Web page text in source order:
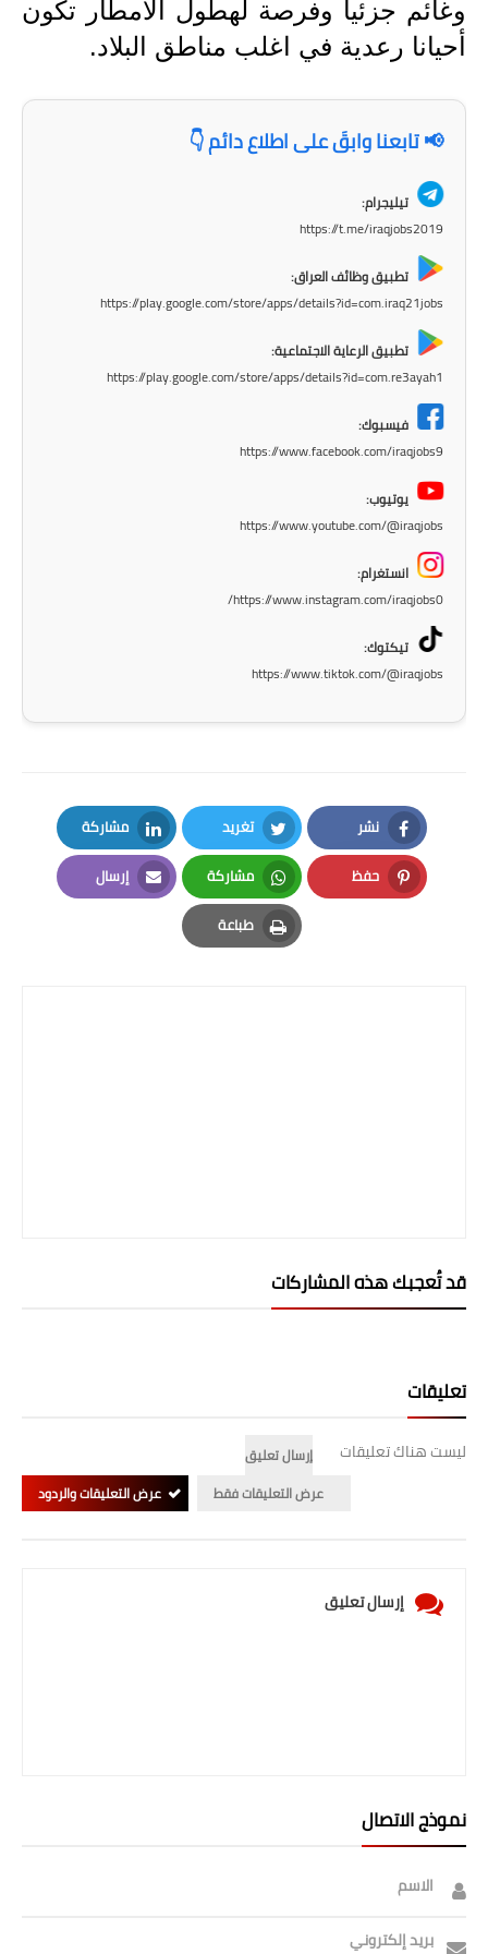
المرحلة الابتدائية
المرحلة الاعدادية
استمارة القبول المركزي
العامة
وغائم جزئيا وفرصة لهطول الأمطار تكون
أحيانا رعدية في اغلب مناطق البلاد.
📢 تابعنا وابقَ على اطلاع دائم 👇
تيليجرام:
https://t.me/iraqjobs2019
تطبيق وظائف العراق:
https://play.google.com/store/apps/details?id=com.iraq21jobs
تطبيق الرعاية الاجتماعية:
https://play.google.com/store/apps/details?id=com.re3ayah1
فيسبوك:
https://www.facebook.com/iraqjobs9
يوتيوب:
https://www.youtube.com/@iraqjobs
انستغرام:
https://www.instagram.com/iraqjobs0/
تيكتوك:
https://www.tiktok.com/@iraqjobs
نشر
Facebook
تغريد
Twitter
مشاركة
LinkedIn
حفظ
Pinterest
مشاركة
Whatsapp
إرسال
Email
طباعة
Print
قد تُعجبك هذه المشاركات
تعليقات
ليست هناك تعليقات
إرسال تعليق
عرض التعليقات فقط
عرض التعليقات والردود
إرسال تعليق
نموذج الاتصال
الاسم
بريد إلكتروني